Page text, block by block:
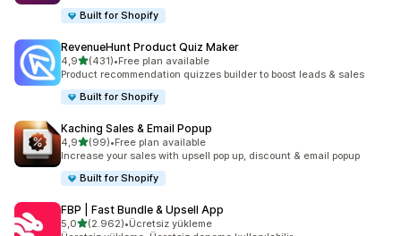
Built for Shopify
RevenueHunt Product Quiz Maker
4,95 yıldız üzerinden
(431)
toplam 431 değerlendirme
•Free plan available
Product recommendation quizzes builder to boost leads & sales
Built for Shopify
Kaching Sales & Email Popup
4,95 yıldız üzerinden
(99)
toplam 99 değerlendirme
•Free plan available
Increase your sales with upsell pop up, discount & email popup
Built for Shopify
FBP | Fast Bundle & Upsell App
5,05 yıldız üzerinden
(2.962)
toplam 2962 değerlendirme
•Ücretsiz yükleme